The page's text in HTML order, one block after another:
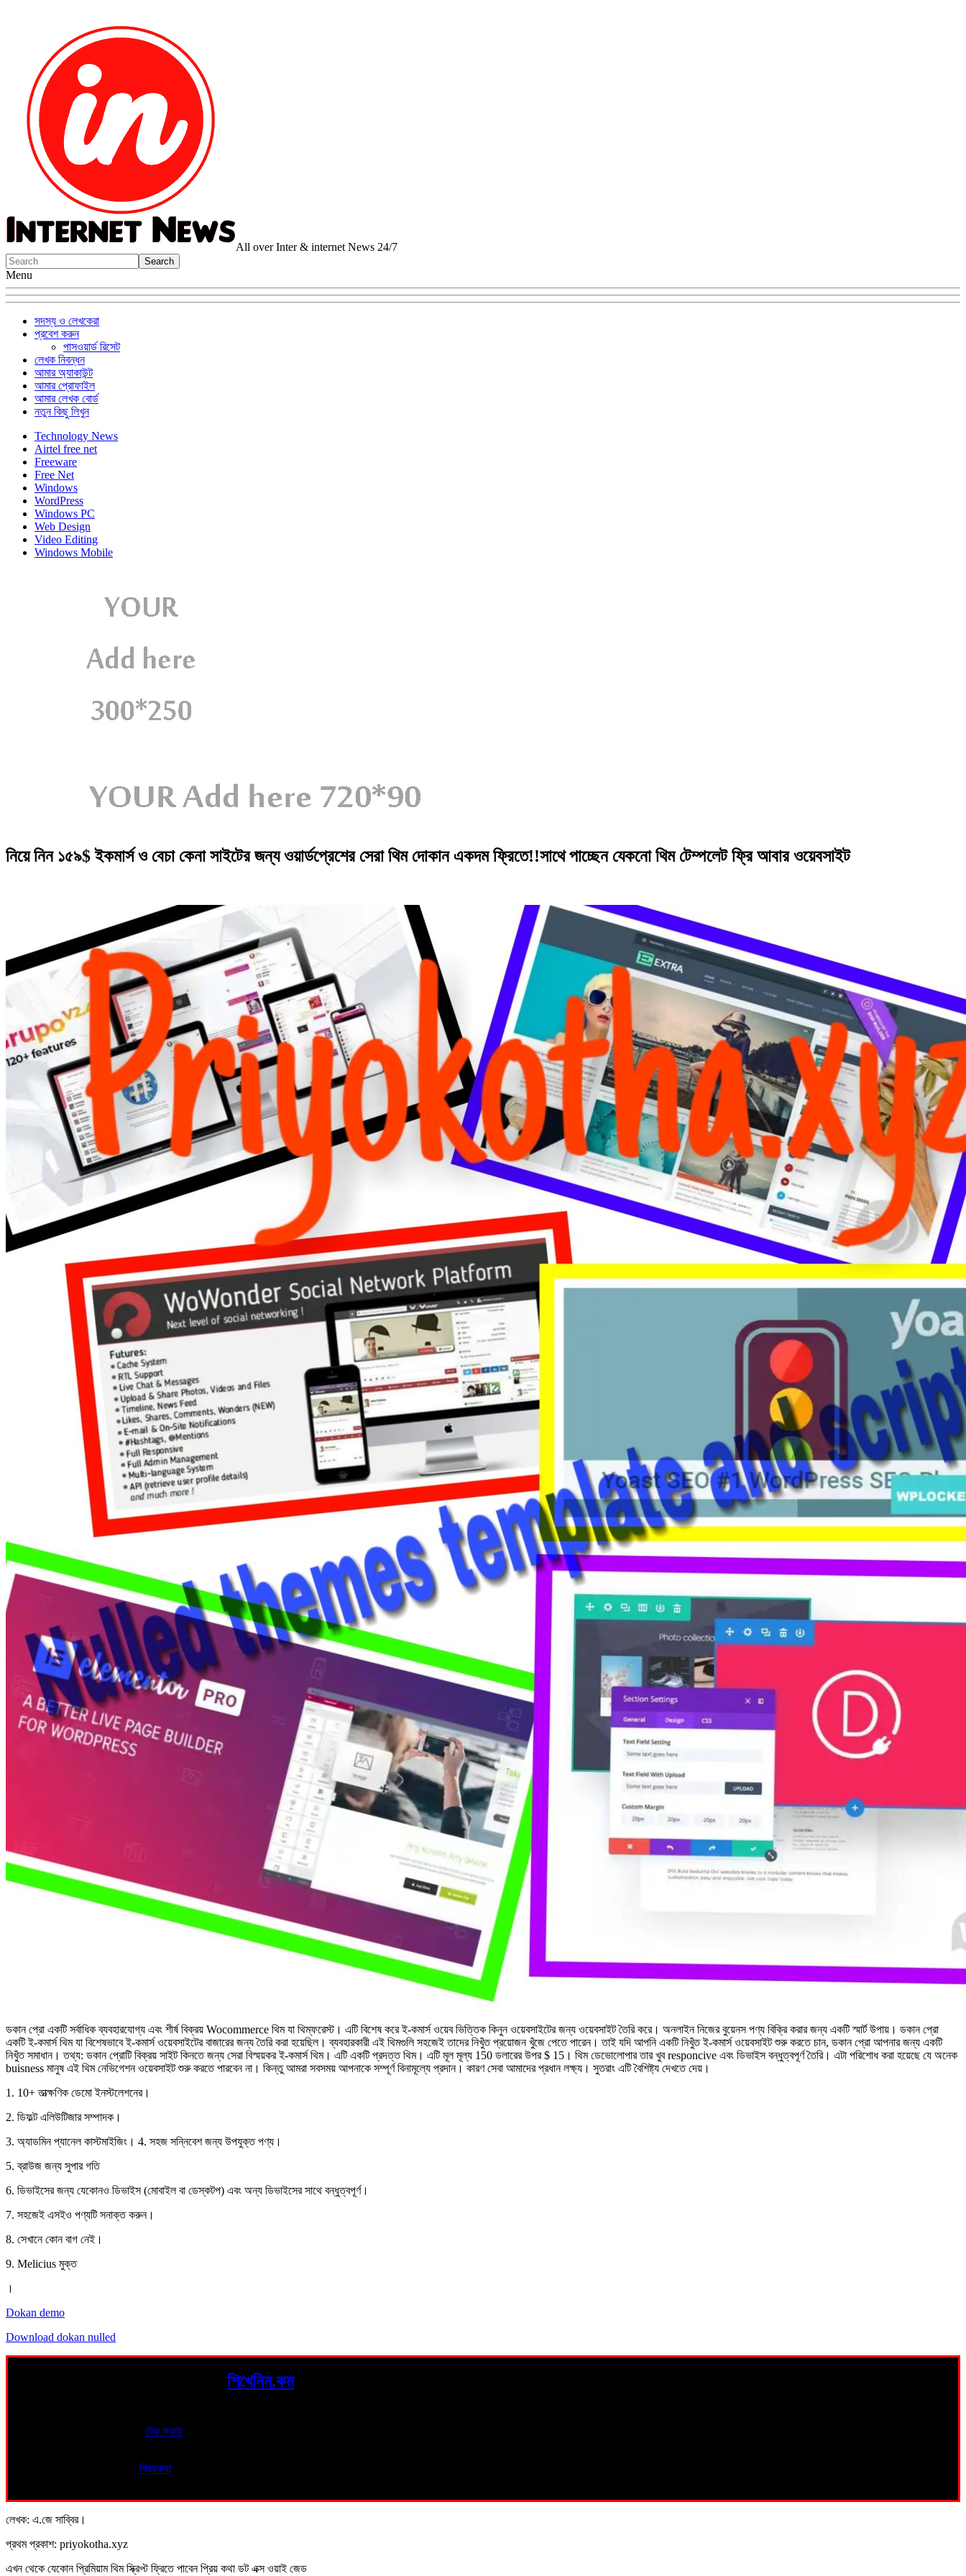
All over Inter & internet News 24/7
Menu
সদস্য ও লেখকেরা
প্রবেশ করুন
পাসওয়ার্ড রিসেট
লেখক নিবন্ধন
আমার অ্যাকাউন্ট
আমার প্রোফাইল
আমার লেখক বোর্ড
নতুন কিছু লিখুন
Technology News
Airtel free net
Freeware
Free Net
Windows
WordPress
Windows PC
Web Design
Video Editing
Windows Mobile
নিয়ে নিন ১৫৯$ ইকমার্স ও বেচা কেনা সাইটের জন্য ওয়ার্ডপ্রেশের সেরা থিম দোকান একদম ফ্রিতে!!সাথে পাচ্ছেন যেকনো থিম টেম্পলেট ফ্রি আবার ওয়েবসাইট
ডকান প্রো একটি সর্বাধিক ব্যবহারযোগ্য এবং শীর্ষ বিক্রয় Wocommerce থিম যা থিম্ফরেস্ট। এটি বিশেষ করে ই-কমার্স ওয়েব ভিত্তিক কিনুন ওয়েবসাইটের জন্য ওয়েবসাইট তৈরি করে। অনলাইন নিজের বুয়েনস পণ্য বিক্রি করার জন্য একটি স্মার্ট উপায়। ডকান প্রো
একটি ই-কমার্স থিম যা বিশেষভাবে ই-কমার্স ওয়েবসাইটের বাজারের জন্য তৈরি করা হয়েছিল। ব্যবহারকারী এই থিমগুলি সহজেই তাদের নিখুঁত প্রয়োজন খুঁজে পেতে পারেন। তাই যদি আপনি একটি নিখুঁত ই-কমার্স ওয়েবসাইট শুরু করতে চান, ডকান প্রো আপনার জন্য একটি
নিখুঁত সমাধান। তথ্য: ডকান প্রোটি বিক্রয় সাইট কিনতে জন্য সেরা বিস্ময়কর ই-কমার্স থিম। এটি একটি প্রদত্ত থিম। এটি মূল মূল্য 150 ডলারের উপর $ 15। থিম ডেভোলোপার তার খুব responcive এবং ডিভাইস বন্ধুত্বপূর্ণ তৈরি। এটা পরিশোধ করা হয়েছে যে অনেক
buisness মানুষ এই থিম নেভিগেশন ওয়েবসাইট শুরু করতে পারবেন না। কিন্তু আমরা সবসময় আপনাকে সম্পূর্ণ বিনামূল্যে প্রদান। কারণ সেবা আমাদের প্রধান লক্ষ্য। সুতরাং এটি বৈশিষ্ট্য দেখতে দেয়।
1. 10+ তাত্ক্ষণিক ডেমো ইনস্টলেশনের।
2. ডিফল্ট এলিউটিজার সম্পাদক।
3. অ্যাডমিন প্যানেল কাস্টমাইজিং। 4. সহজ সন্নিবেশ জন্য উপযুক্ত পণ্য।
5. ব্রাউজ জন্য সুপার গতি
6. ডিভাইসের জন্য যেকোনও ডিভাইস (মোবাইল বা ডেস্কটপ) এবং অন্য ডিভাইসের সাথে বন্ধুত্বপূর্ণ।
7. সহজেই এসইও পণ্যটি সনাক্ত করুন।
8. সেখানে কোন বাগ নেই।
9. Melicius মুক্ত
।
Dokan demo
Download dokan nulled
শিখেনিন.কম
টেক স্কাই
প্রিয়কথা
লেখক: এ.জে সাব্বির।
প্রথম প্রকাশ: priyokotha.xyz
এখন থেকে যেকোন প্রিমিয়াম থিম স্ক্রিপ্ট ফ্রিতে পাবেন প্রিয় কথা ডট এক্স ওয়াই জেড